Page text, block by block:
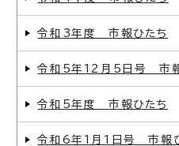
令和3年度 市報ひたち
令和5年12月5日号 市報
令和5年度 市報ひたち
令和6年1月1日号 市報